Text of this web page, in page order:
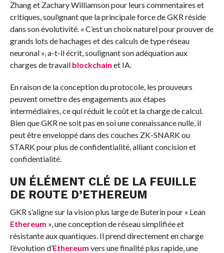
Zhang et Zachary Williamson pour leurs commentaires et
critiques, soulignant que la principale force de GKR réside
dans son évolutivité. « C’est un choix naturel pour prouver de
grands lots de hachages et des calculs de type réseau
neuronal », a-t-il écrit, soulignant son adéquation aux
charges de travail blockchain et IA.
En raison de la conception du protocole, les prouveurs
peuvent omettre des engagements aux étapes
intermédiaires, ce qui réduit le coût et la charge de calcul.
Bien que GKR ne soit pas en soi une connaissance nulle, il
peut être enveloppé dans des couches ZK-SNARK ou
STARK pour plus de confidentialité, alliant concision et
confidentialité.
UN ÉLÉMENT CLÉ DE LA FEUILLE
DE ROUTE D’ETHEREUM
GKR s’aligne sur la vision plus large de Buterin pour « Lean
Ethereum », une conception de réseau simplifiée et
résistante aux quantiques. Il prend directement en charge
l’évolution d’Ethereum vers une finalité plus rapide, une